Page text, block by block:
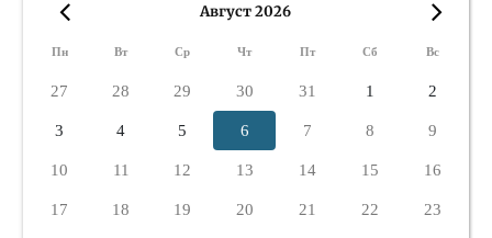
Август 2026
Пн Вт Ср Чт Пт Сб Вс
27 28 29 30 31 1 2
3 4 5 6 7 8 9
10 11 12 13 14 15 16
17 18 19 20 21 22 23